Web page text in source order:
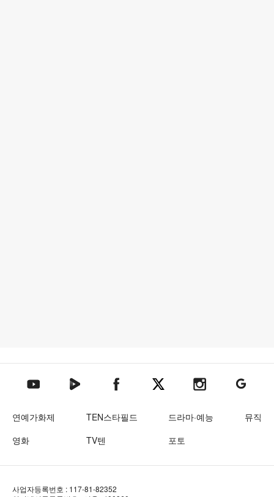
텐아시아 유튜브텐아시아 네이버TV텐아시아 페이스북텐아시아 엑스텐아시아 인스타그램
텐아시아
연예가화제 TEN스타필드 드라마·예능
뮤직
영화
TV텐 포토
사업자등록번호 : 117-81-82352